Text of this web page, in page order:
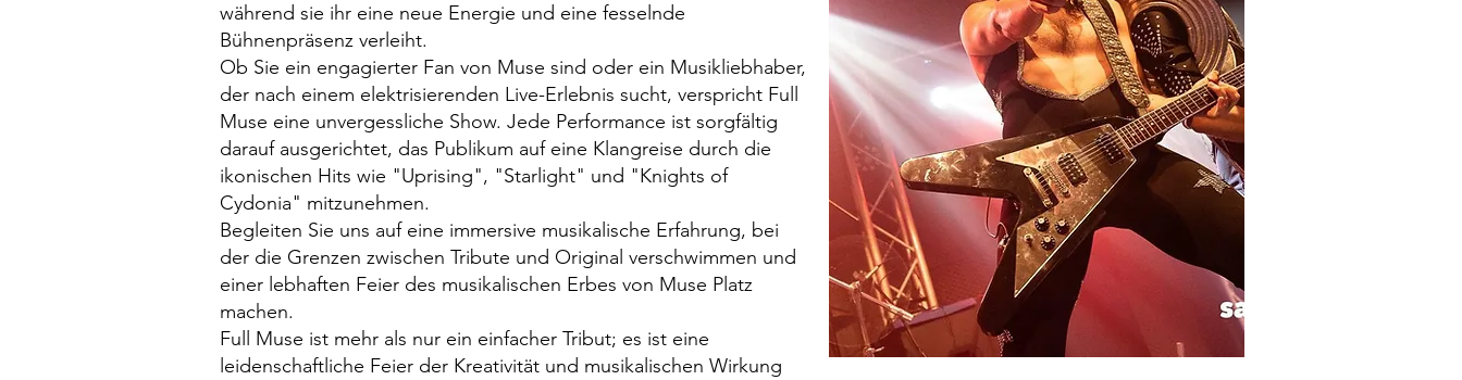
während sie ihr eine neue Energie und eine fesselnde
Bühnenpräsenz verleiht.
Ob Sie ein engagierter Fan von Muse sind oder ein Musikliebhaber,
der nach einem elektrisierenden Live-Erlebnis sucht, verspricht Full
Muse eine unvergessliche Show. Jede Performance ist sorgfältig
darauf ausgerichtet, das Publikum auf eine Klangreise durch die
ikonischen Hits wie "Uprising", "Starlight" und "Knights of
Cydonia" mitzunehmen.
Begleiten Sie uns auf eine immersive musikalische Erfahrung, bei
der die Grenzen zwischen Tribute und Original verschwimmen und
einer lebhaften Feier des musikalischen Erbes von Muse Platz
machen.
Full Muse ist mehr als nur ein einfacher Tribut; es ist eine
leidenschaftliche Feier der Kreativität und musikalischen Wirkung